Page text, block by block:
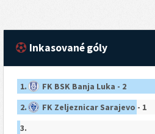
Inkasované góly
1.
FK BSK Banja Luka - 2
2.
FK Zeljeznicar Sarajevo - 1
3.